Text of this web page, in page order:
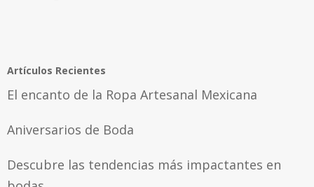
Artículos Recientes
El encanto de la Ropa Artesanal Mexicana
Aniversarios de Boda
Descubre las tendencias más impactantes en